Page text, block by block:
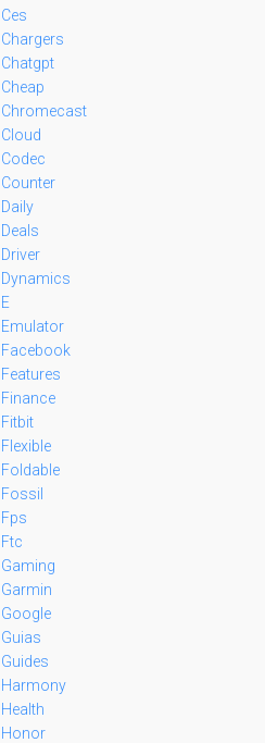
Ces
Chargers
Chatgpt
Cheap
Chromecast
Cloud
Codec
Counter
Daily
Deals
Driver
Dynamics
E
Emulator
Facebook
Features
Finance
Fitbit
Flexible
Foldable
Fossil
Fps
Ftc
Gaming
Garmin
Google
Guias
Guides
Harmony
Health
Honor